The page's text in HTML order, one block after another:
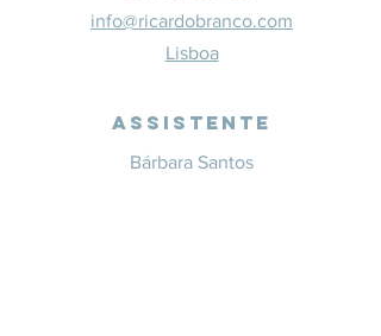
info@ricardobranco.com
Lisboa
Assistente
Bárbara Santos